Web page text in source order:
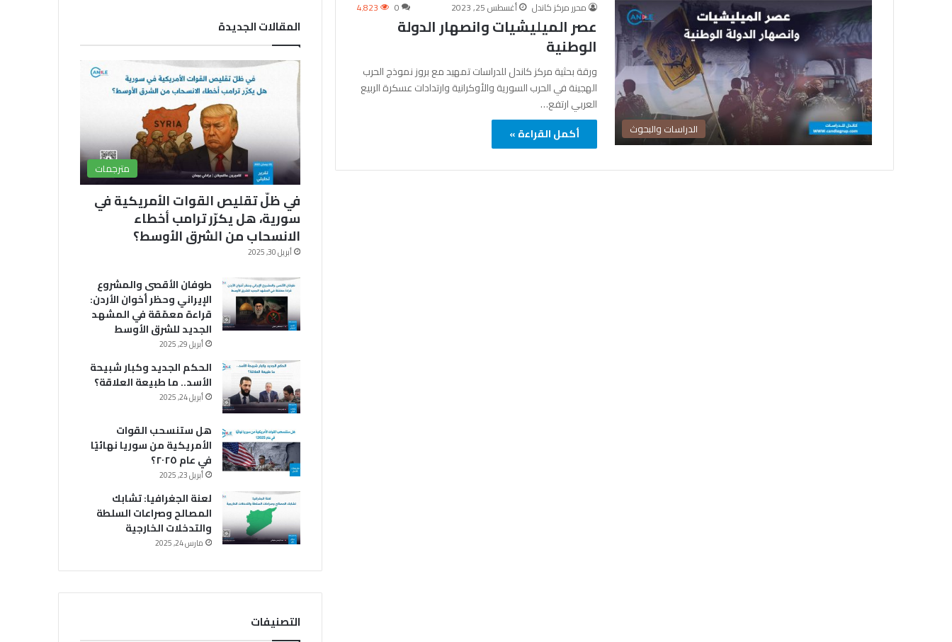
الدراسات والبحوث
محرر مركز كاندل أغسطس 25, 2023 0 4٬823
عصر الميليشيات وانصهار الدولة
الوطنية
ورقة بحثية مركز كاندل للدراسات تمهيد مع بروز نموذج الحرب
الهجينة في الحرب السورية والأوكرانية وارتدادات عسكرة الربيع
العربي ارتفع…
أكمل القراءة »
ب
و
ك
T
u
b
e
ر
ا
المقالات الجديدة
مترجمات
في ظلّ تقليص القوات الأمريكية في
سورية، هل يكرّر ترامب أخطاء
الانسحاب من الشرق الأوسط؟
أبريل 30, 2025
طوفان الأقصى والمشروع
الإيراني وحظر أخوان الأردن:
قراءة معمّقة في المشهد
الجديد للشرق الأوسط
أبريل 29, 2025
الحكم الجديد وكبار شبيحة
الأسد.. ما طبيعة العلاقة؟
أبريل 24, 2025
هل ستنسحب القوات
الأمريكية من سوريا نهائيًا
في عام ٢٠٢٥؟
أبريل 23, 2025
لعنة الجغرافيا: تشابك
المصالح وصراعات السلطة
والتدخلات الخارجية
مارس 24, 2025
التصنيفات